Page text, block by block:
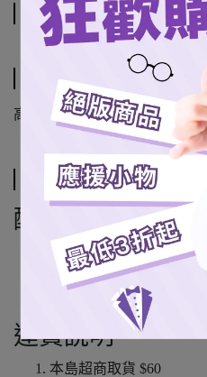
商品介紹
規格說明
高約20cm
運送方式
配送方式
7-11超商取貨
全家超商取貨 (僅限本島)
宅配通 (僅限本島)
運費說明
本島超商取貨 $60